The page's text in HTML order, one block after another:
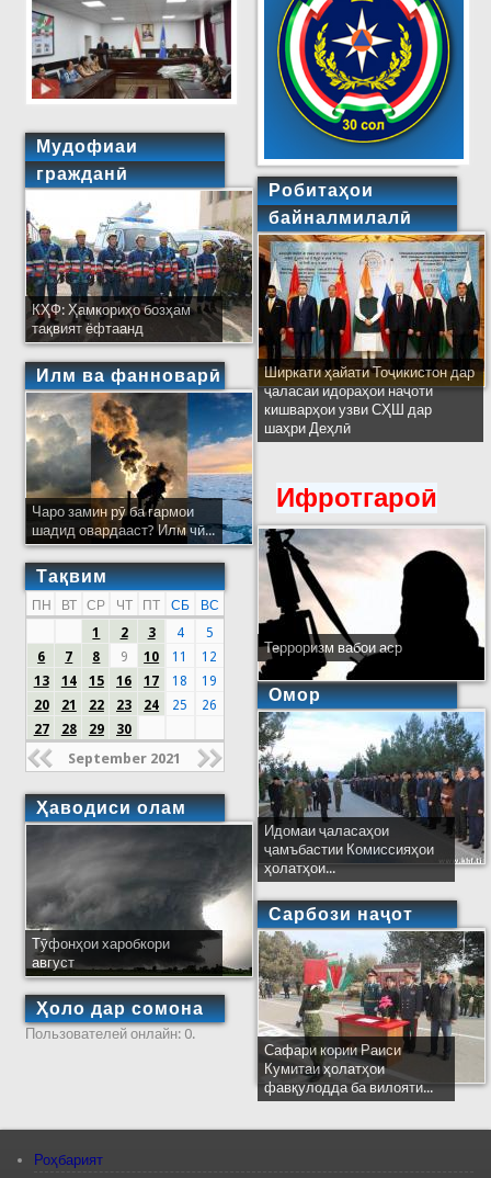
Мудофиаи
гражданӣ
КҲФ: Ҳамкориҳо бозҳам
тақвият ёфтаанд
Илм ва фанноварӣ
Чаро замин рӯ ба гармои
шадид овардааст? Илм чӣ...
Тақвим
ПН ВТ СР ЧТ ПТ СБ
ВС
1
2 3 4
5
6
7 8 9 10 11
12
13
14 15 16 17 18
19
20
21 22 23 24 25
26
27
28 29 30
September 2021
Ҳаводиси олам
Тӯфонҳои харобкори
август
Ҳоло дар сомона
Пользователей онлайн: 0.
Робитаҳои
байналмилалӣ
Ширкати ҳайати Тоҷикистон дар
ҷаласаи идораҳои наҷоти
кишварҳои узви СҲШ дар
шаҳри Деҳлӣ
Ифротгароӣ
Терроризм вабои аср
Омор
Идомаи ҷаласаҳои
ҷамъбастии Комиссияҳои
ҳолатҳои...
Сарбози наҷот
Сафари кории Раиси
Кумитаи ҳолатҳои
фавқулодда ба вилояти...
Роҳбарият